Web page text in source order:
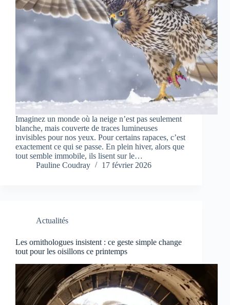
Imaginez un monde où la neige n’est pas seulement
blanche, mais couverte de traces lumineuses
invisibles pour nos yeux. Pour certains rapaces, c’est
exactement ce qui se passe. En plein hiver, alors que
tout semble immobile, ils lisent sur le…
Pauline Coudray
17 février 2026
Actualités
Les ornithologues insistent : ce geste simple change
tout pour les oisillons ce printemps